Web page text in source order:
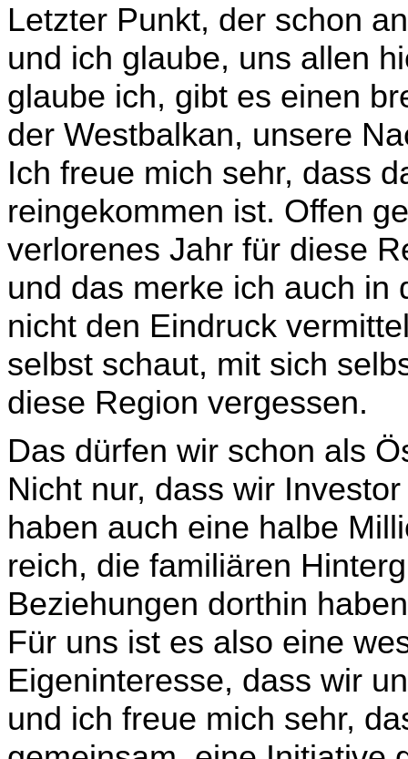
Letzter Punkt, der schon
und ich glaube, uns allen
glaube ich, gibt es einen
der Westbalkan, unsere
Ich freue mich sehr, dass
reingekommen ist. Offen
verlorenes Jahr für diese
und das merke ich auch in
nicht den Eindruck
selbst schaut, mit sich
diese Region vergessen.
Das dürfen wir schon als
Nicht nur, dass wir
haben auch eine halbe
reich, die familiären
Beziehungen dorthin
Für uns ist es also eine
Eigen­interesse, dass wir
und ich freue mich sehr,